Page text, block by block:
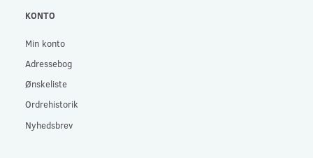
KONTO
Min konto
Adressebog
Ønskeliste
Ordrehistorik
Nyhedsbrev